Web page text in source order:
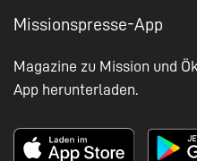
Missionspresse-App
Magazine zu Mission und
App herunterladen.